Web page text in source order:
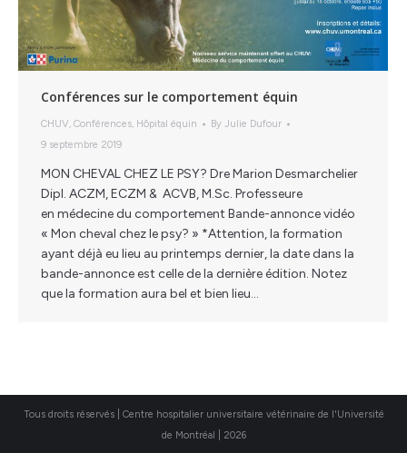
Conférences sur le comportement équin
CHUV, Conférences, Hôpital équin By Julie Dufour
9 septembre 2019
MON CHEVAL CHEZ LE PSY? Dre Marion Desmarchelier
Dipl. ACZM, ECZM & ACVB, M.Sc. Professeure
en médecine du comportement Bande-annonce vidéo
« Mon cheval chez le psy? » *Attention, la formation
ayant déjà eu lieu au printemps dernier, la date dans la
bande-annonce est celle de la dernière édition. Notez
que la formation aura bel et bien lieu…
Tous droits réservés | Centre hospitalier universitaire vétérinaire de l'Université
de Montréal | 2026